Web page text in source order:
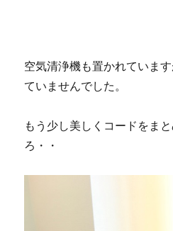
空気清浄機も置かれていま
ていませんでした。
もう少し美しくコードをま
ろ・・